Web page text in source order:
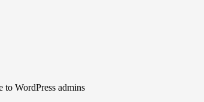
to WordPress admins